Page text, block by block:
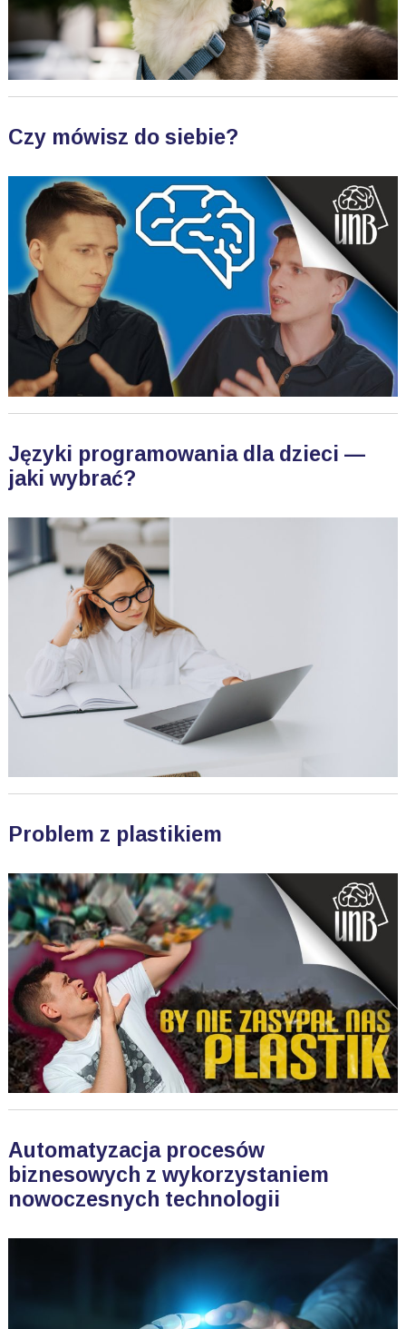
Czy mówisz do siebie?
Języki programowania dla dzieci —
jaki wybrać?
Problem z plastikiem
Automatyzacja procesów
biznesowych z wykorzystaniem
nowoczesnych technologii